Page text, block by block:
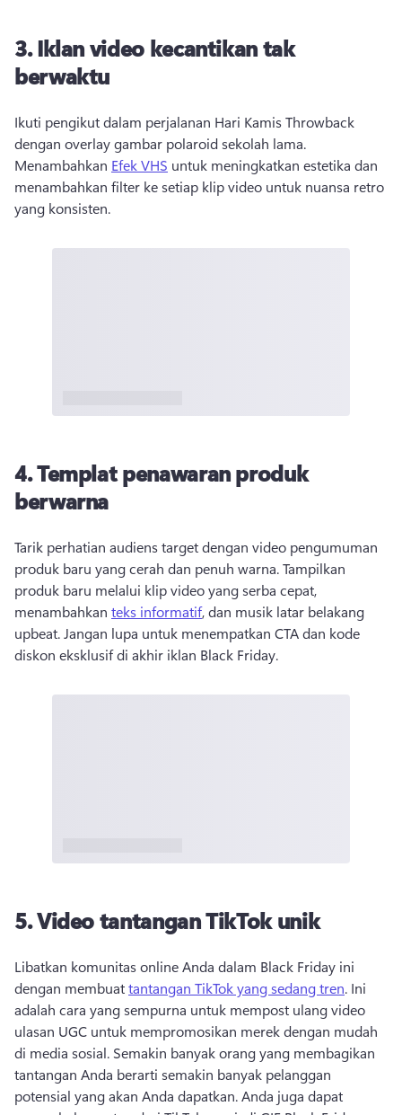
3. Iklan video kecantikan tak
berwaktu
Ikuti pengikut dalam perjalanan Hari Kamis Throwback
dengan overlay gambar polaroid sekolah lama.
Menambahkan Efek VHS untuk meningkatkan estetika dan
menambahkan filter ke setiap klip video untuk nuansa retro
yang konsisten.
4. Templat penawaran produk
berwarna
Tarik perhatian audiens target dengan video pengumuman
produk baru yang cerah dan penuh warna. Tampilkan
produk baru melalui klip video yang serba cepat,
menambahkan teks informatif, dan musik latar belakang
upbeat. Jangan lupa untuk menempatkan CTA dan kode
diskon eksklusif di akhir iklan Black Friday.
5. Video tantangan TikTok unik
Libatkan komunitas online Anda dalam Black Friday ini
dengan membuat tantangan TikTok yang sedang tren. Ini
adalah cara yang sempurna untuk mempost ulang video
ulasan UGC untuk mempromosikan merek dengan mudah
di media sosial. Semakin banyak orang yang membagikan
tantangan Anda berarti semakin banyak pelanggan
potensial yang akan Anda dapatkan. Anda juga dapat